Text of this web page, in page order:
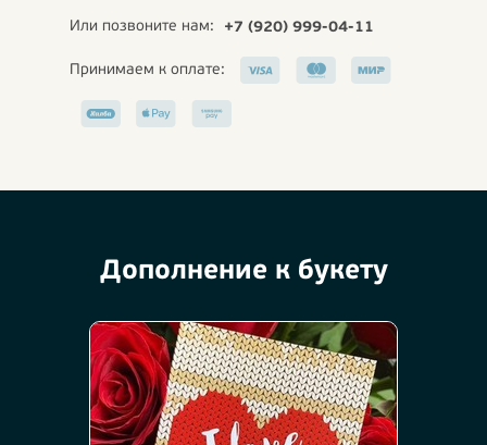
Или позвоните нам: +7 (920) 999-04-11
Принимаем к оплате:
Дополнение к букету